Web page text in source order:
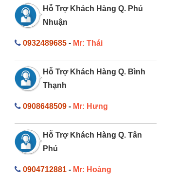
Hỗ Trợ Khách Hàng Q. Phú
Nhuận
0932489685- Mr: Thái
Hỗ Trợ Khách Hàng Q. Bình
Thạnh
0908648509- Mr: Hưng
Hỗ Trợ Khách Hàng Q. Tân
Phú
0904712881- Mr: Hoàng